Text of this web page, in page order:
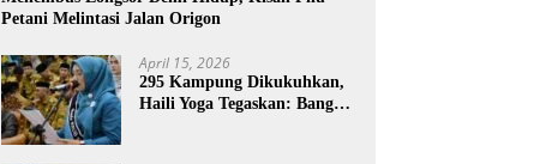
Petani Melintasi Jalan Origon
April 15, 2026
295 Kampung Dikukuhkan,
Haili Yoga Tegaskan: Bangun